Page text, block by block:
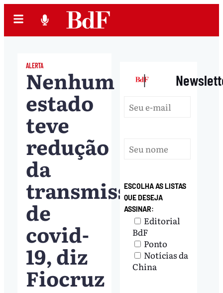
ALERTA
Nenhum
estado
teve
redução
da
transmissão
de
covid-
19, diz
Fiocruz
|
ESCOLHA AS LISTAS
QUE DESEJA
ASSINAR:
Editorial
BdF
Ponto
Notícias da
China